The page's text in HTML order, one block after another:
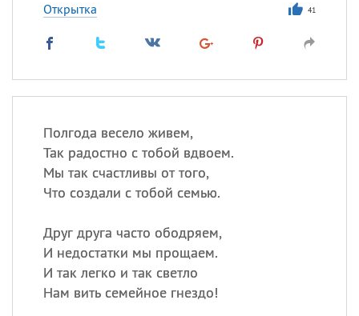
Открытка 41
Полгода весело живем,
Так радостно с тобой вдвоем.
Мы так счастливы от того,
Что создали с тобой семью.
Друг друга часто ободряем,
И недостатки мы прощаем.
И так легко и так светло
Нам вить семейное гнездо!